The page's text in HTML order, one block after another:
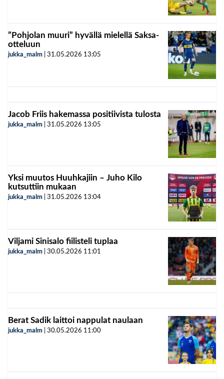
”Pohjolan muuri” hyvällä mielellä Saksa-
otteluun
jukka_malm 31.05.2026 13:05
Jacob Friis hakemassa positiivista tulosta
jukka_malm 31.05.2026 13:05
Yksi muutos Huuhkajiin – Juho Kilo
kutsuttiin mukaan
jukka_malm 31.05.2026 13:04
Viljami Sinisalo fiilisteli tuplaa
jukka_malm 30.05.2026 11:01
Berat Sadik laittoi nappulat naulaan
jukka_malm 30.05.2026 11:00